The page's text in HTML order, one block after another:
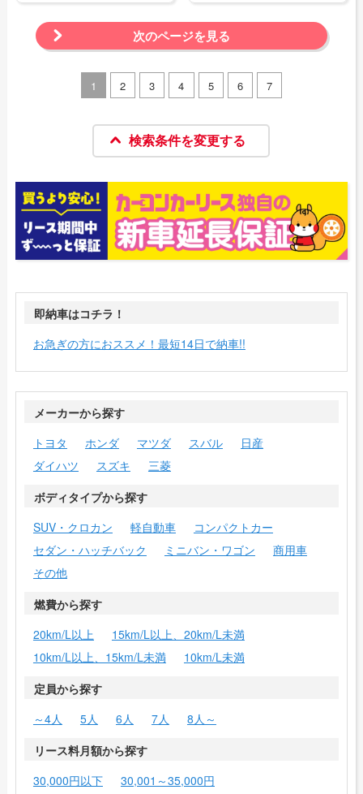
次のページを見る
1 2 3 4 5 6 7
検索条件を変更する
即納車はコチラ！
お急ぎの方におススメ！最短14日で納車!!
メーカーから探す
トヨタ
ホンダ マツダ スバル
日産
ダイハツ
スズキ
三菱
ボディタイプから探す
SUV・クロカン
軽自動車
コンパクトカー
セダン・ハッチバック
ミニバン・ワゴン
商用車
その他
燃費から探す
20km/L以上
15km/L以上、20km/L未満
10km/L以上、15km/L未満
10km/L未満
定員から探す
～4人
5人 6人 7人
8人～
リース料月額から探す
30,000円以下
30,001～35,000円